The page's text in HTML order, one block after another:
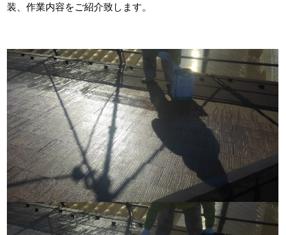
装、作業内容をご紹介致します。